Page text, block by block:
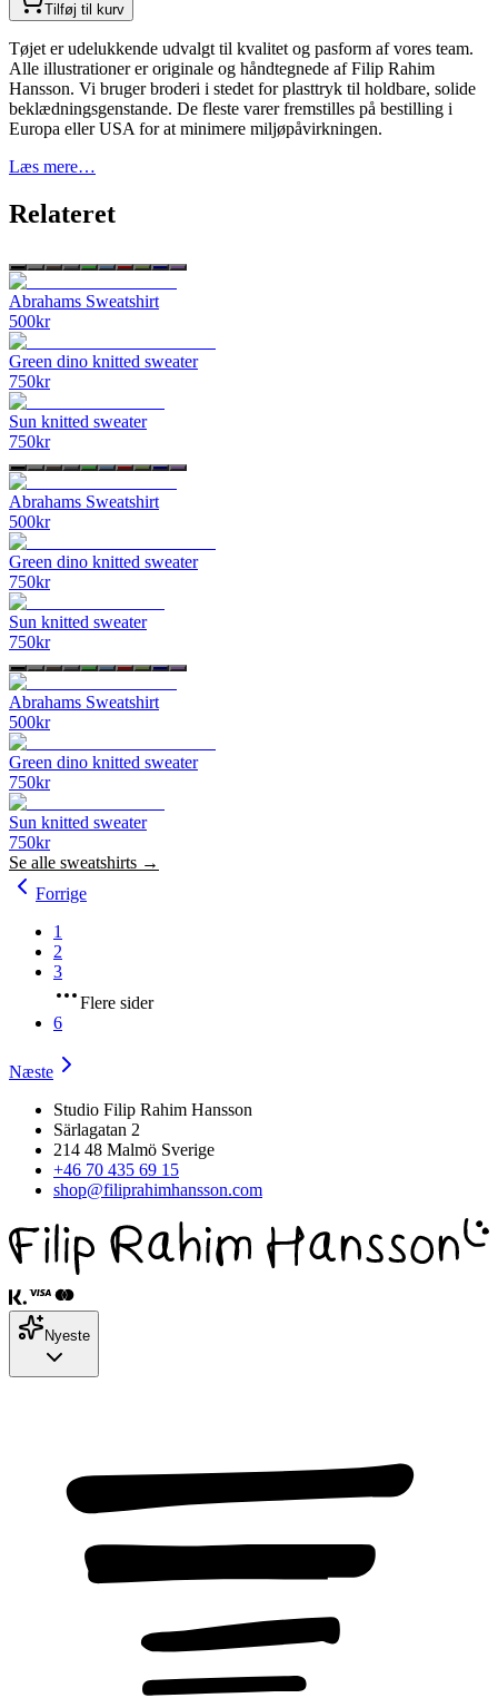
Tilføj til kurv
Tøjet er udelukkende udvalgt til kvalitet og pasform af vores team.
Alle illustrationer er originale og håndtegnede af Filip Rahim
Hansson. Vi bruger broderi i stedet for plasttryk til holdbare, solide
beklædningsgenstande. De fleste varer fremstilles på bestilling i
Europa eller USA for at minimere miljøpåvirkningen.
Læs mere…
Relateret
Abrahams Sweatshirt
500kr
Green dino knitted sweater
750kr
Sun knitted sweater
750kr
Abrahams Sweatshirt
500kr
Green dino knitted sweater
750kr
Sun knitted sweater
750kr
Abrahams Sweatshirt
500kr
Green dino knitted sweater
750kr
Sun knitted sweater
750kr
Se alle sweatshirts →
Forrige
1
2
3
Flere sider
6
Næste
Studio Filip Rahim Hansson
Särlagatan 2
214 48 Malmö Sverige
+46 70 435 69 15
shop@filiprahimhansson.com
Nyeste